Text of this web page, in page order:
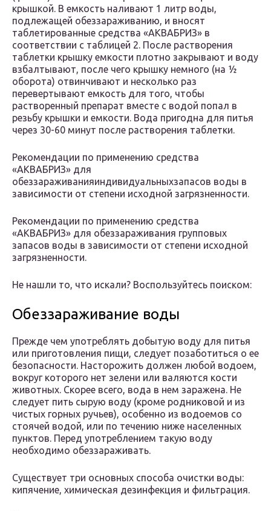
крышкой. В емкость наливают 1 литр воды,
подлежащей обеззараживанию, и вносят
таблетированные средства «АКВАБРИЗ» в
соответствии с таблицей 2. После растворения
таблетки крышку емкости плотно закрывают и воду
взбалтывают, после чего крышку немного (на ½
оборота) отвинчивают и несколько раз
перевертывают емкость для того, чтобы
растворенный препарат вместе с водой попал в
резьбу крышки и емкости. Вода пригодна для питья
через 30-60 минут после растворения таблетки.
Рекомендации по применению средства
«АКВАБРИЗ» для
обеззараживанияиндивидуальныхзапасов воды в
зависимости от степени исходной загрязненности.
Рекомендации по применению средства
«АКВАБРИЗ» для обеззараживания групповых
запасов воды в зависимости от степени исходной
загрязненности.
Не нашли то, что искали? Воспользуйтесь поиском:
Обеззараживание воды
Прежде чем употреблять добытую воду для питья
или приготовления пищи, следует позаботиться о ее
безопасности. Насторожить должен любой водоем,
вокруг которого нет зелени или валяются кости
животных. Скорее всего, вода в нем заражена. Не
следует пить сырую воду (кроме родниковой и из
чистых горных ручьев), особенно из водоемов со
стоячей водой, или по течению ниже населенных
пунктов. Перед употреблением такую воду
необходимо обеззараживать.
Существует три основных способа очистки воды:
кипячение, химическая дезинфекция и фильтрация.